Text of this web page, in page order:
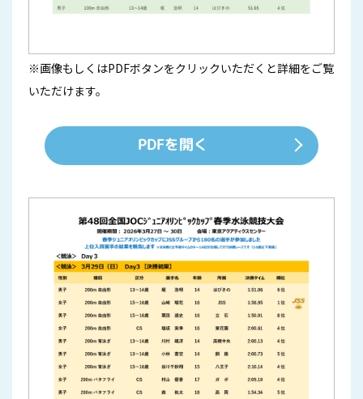
※画像もしくはPDFボタンをクリックいただくと詳細をご覧
いただけます。
PDFを開く